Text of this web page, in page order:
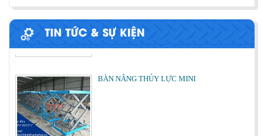
TIN TỨC & SỰ KIỆN
trong các lĩnh vực, ngành nghề.